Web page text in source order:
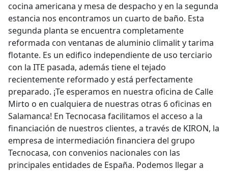
cocina americana y mesa de despacho y en la segunda
estancia nos encontramos un cuarto de baño. Esta
segunda planta se encuentra completamente
reformada con ventanas de aluminio climalit y tarima
flotante. Es un edifico independiente de uso terciario
con la ITE pasada, además tiene el tejado
recientemente reformado y está perfectamente
preparado. ¡Te esperamos en nuestra oficina de Calle
Mirto o en cualquiera de nuestras otras 6 oficinas en
Salamanca! En Tecnocasa facilitamos el acceso a la
financiación de nuestros clientes, a través de KIRON, la
empresa de intermediación financiera del grupo
Tecnocasa, con convenios nacionales con las
principales entidades de España. Podemos llegar a